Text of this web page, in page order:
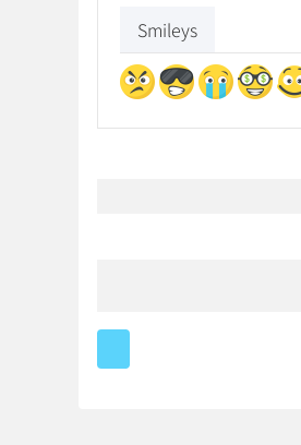
Smileys